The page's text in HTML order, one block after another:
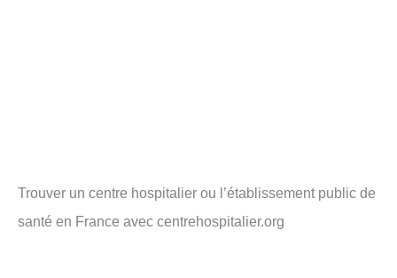
Trouver un centre hospitalier ou l’établissement public de
santé en France avec centrehospitalier.org